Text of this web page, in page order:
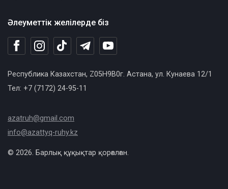
Әлеуметтік желілерде біз
Республика Казахстан, Z05H9B0г. Астана, ул. Кунаева 12/1
Тел: +7 (7172) 24-95-11
azatruh@gmail.com
info@azattyq-ruhy.kz
© 2026. Барлық құқықтар қорғалған.